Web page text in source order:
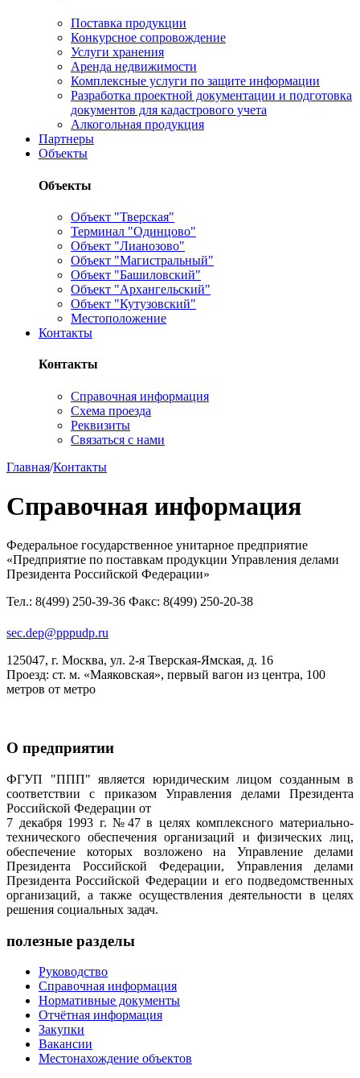
Поставка продукции
Конкурсное сопровождение
Услуги хранения
Аренда недвижимости
Комплексные услуги по защите информации
Разработка проектной документации и подготовка
документов для кадастрового учета
Алкогольная продукция
Партнеры
Объекты
Объекты
Объект "Тверская"
Терминал "Одинцово"
Объект "Лианозово"
Объект "Магистральный"
Объект "Башиловский"
Объект "Архангельский"
Объект "Кутузовский"
Местоположение
Контакты
Контакты
Справочная информация
Схема проезда
Реквизиты
Связаться с нами
Главная/Контакты
Справочная информация
Федеральное государственное унитарное предприятие
«Предприятие по поставкам продукции Управления делами
Президента Российской Федерации»
Тел.: 8(499) 250-39-36 Факс: 8(499) 250-20-38
sec.dep@pppudp.ru
125047, г. Москва, ул. 2-я Тверская-Ямская, д. 16
Проезд: ст. м. «Маяковская», первый вагон из центра, 100
метров от метро
О предприятии
ФГУП "ППП" является юридическим лицом созданным в
соответствии с приказом Управления делами Президента
Российской Федерации от
7 декабря 1993 г. №47 в целях комплексного материально-
технического обеспечения организаций и физических лиц,
обеспечение которых возложено на Управление делами
Президента Российской Федерации, Управления делами
Президента Российской Федерации и его подведомственных
организаций, а также осуществления деятельности в целях
решения социальных задач.
полезные разделы
Руководство
Справочная информация
Нормативные документы
Отчётная информация
Закупки
Вакансии
Местонахождение объектов